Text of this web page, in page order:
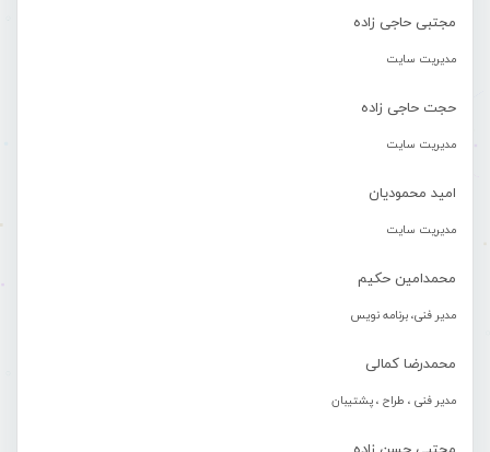
مجتبی حاجی زاده
مدیریت سایت
حجت حاجی زاده
مدیریت سایت
امید محمودیان
مدیریت سایت
محمدامین حکیم
مدیر فنی، برنامه نویس
محمدرضا کمالی
مدیر فنی ، طراح ، پشتیبان